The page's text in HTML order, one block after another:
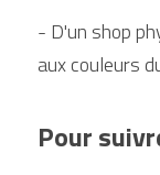
- D'un shop
aux couleurs
Pour